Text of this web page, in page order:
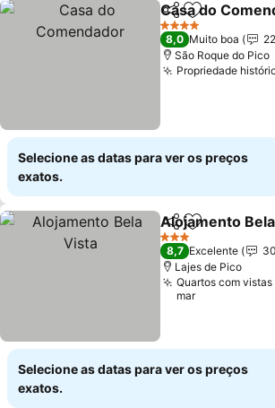
PartilharAdicionar
Casa do
4 Estrelas
8,0 Muito boa
São Roque do Pico
Propriedade
Selecione as datas para ver os preços
exatos.
PartilharAdicionar
Alojamento
3 Estrelas
8,7 Excelente
Lajes de Pico
Quartos com
mar
Selecione as datas para ver os preços
exatos.